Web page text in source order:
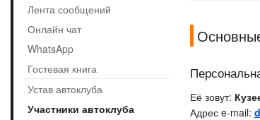
Её зовут:
Адрес e-mail:
Лента сообщений
Онлайн чат
WhatsApp
Гостевая книга
Устав автоклуба
Участники автоклуба